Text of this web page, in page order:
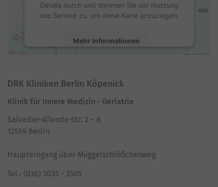
Details durch und stimmen Sie der Nutzung
des Service zu, um diese Karte anzuzeigen.
Mehr Informationen
powered byUsercentrics Consent
DRK Kliniken Berlin Köpenick
Klinik für Innere Medizin - Geriatrie
Salvador-Allende-Str. 2 – 8
12559 Berlin
Haupteingang über Müggelschlößchenweg
Tel.: (030) 3035 - 3505